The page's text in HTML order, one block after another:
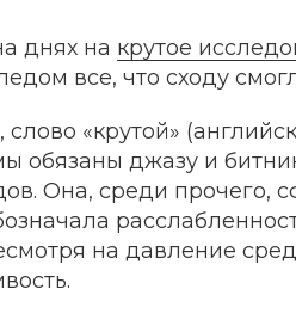
днях на крутое
все, что сходу
слово «крутой»
обязаны джазу и
Она, среди прочего,
на давление